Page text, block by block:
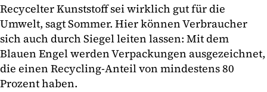
Recycelter Kunststoff sei wirklich gut für die
Umwelt, sagt Sommer. Hier können Verbraucher
sich auch durch Siegel leiten lassen: Mit dem
Blauen Engel werden Verpackungen ausgezeichnet,
die einen Recycling-Anteil von mindestens 80
Prozent haben.